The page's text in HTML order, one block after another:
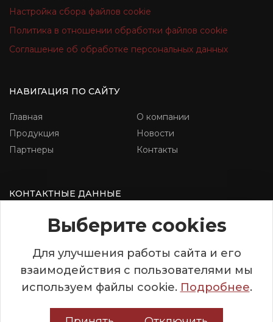
Настройка сбора файлов cookie
Политика в отношении обработки файлов cookie
Соглашение об обработке персональных данных
НАВИГАЦИЯ ПО САЙТУ
Главная
Продукция
Партнеры
О компании
Новости
Контакты
КОНТАКТНЫЕ ДАННЫЕ
г.Гродно, ул. Скидельское шоссе,
+375 (152) 62 52 01
Все права защищены
Выберите cookies
Для улучшения работы сайта и его
взаимодействия с пользователями мы
используем файлы cookie. Подробнее.